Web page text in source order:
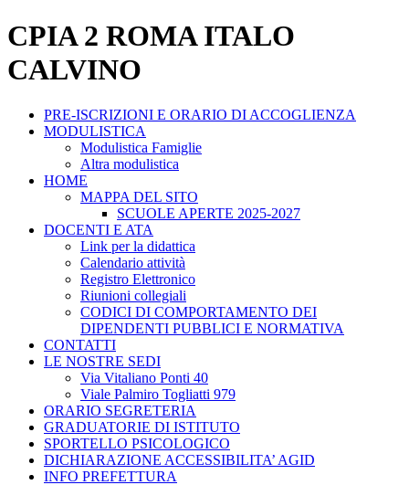
CPIA 2 ROMA ITALO
CALVINO
PRE-ISCRIZIONI E ORARIO DI ACCOGLIENZA
MODULISTICA
Modulistica Famiglie
Altra modulistica
HOME
MAPPA DEL SITO
SCUOLE APERTE 2025-2027
DOCENTI E ATA
Link per la didattica
Calendario attività
Registro Elettronico
Riunioni collegiali
CODICI DI COMPORTAMENTO DEI
DIPENDENTI PUBBLICI E NORMATIVA
CONTATTI
LE NOSTRE SEDI
Via Vitaliano Ponti 40
Viale Palmiro Togliatti 979
ORARIO SEGRETERIA
GRADUATORIE DI ISTITUTO
SPORTELLO PSICOLOGICO
DICHIARAZIONE ACCESSIBILITA’ AGID
INFO PREFETTURA